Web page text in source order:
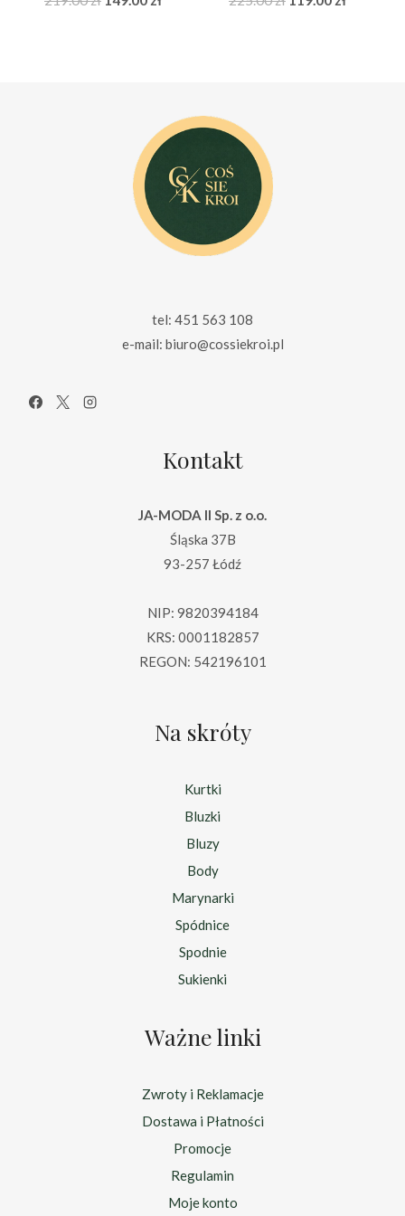
tel: 451 563 108
e-mail: biuro@cossiekroi.pl
Kontakt
JA-MODA II Sp. z o.o.
Śląska 37B
93-257 Łódź
NIP: 9820394184
KRS: 0001182857
REGON: 542196101
Na skróty
Kurtki
Bluzki
Bluzy
Body
Marynarki
Spódnice
Spodnie
Sukienki
Ważne linki
Zwroty i Reklamacje
Dostawa i Płatności
Promocje
Regulamin
Moje konto